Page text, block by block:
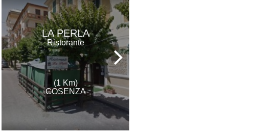
LA PERLA
Ristorante
(1 Km)
COSENZA